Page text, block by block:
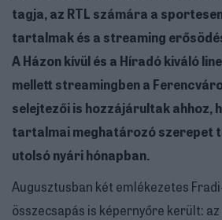
tagja, az RTL számára a
tartalmak és a streaming
A Házon kívül és a Híradó kiváló
mellett streamingben a
selejtezői is hozzájárultak ahhoz,
tartalmai meghatározó szerepet
utolsó nyári hónapban.
Augusztusban két emlékezetes
összecsapás is képernyőre került: